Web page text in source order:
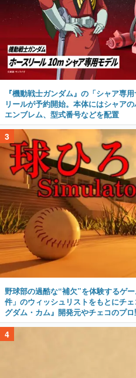
『機動戦士ガンダム』の「シャア専
リールが予約開始。本体にはシャア
エンブレム、型式番号などを配置
3
野球部の過酷な“補欠”を体験するゲ
件」のウィッシュリストをもとにチ
グダム・カム』開発元やチェコのプ
4